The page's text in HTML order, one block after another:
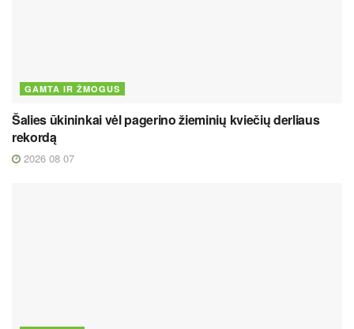
GAMTA IR ŽMOGUS
Šalies ūkininkai vėl pagerino žieminių kviečių derliaus
rekordą
2026 08 07